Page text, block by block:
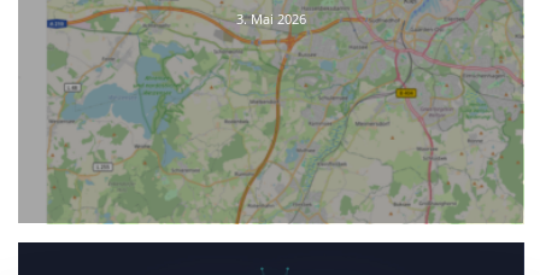
3. Mai 2026